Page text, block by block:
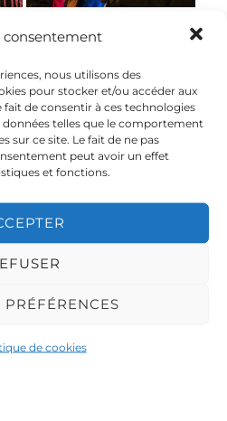
consentement
nous utilisons des
pour stocker et/ou accéder aux
fait de consentir à ces technologies
telles que le comportement
sur ce site. Le fait de ne pas
peut avoir un effet
et fonctions.
de cookies
Tiens mon Style le
concours de rap 2024
Tiens mon Style le
concours de rap 2024
Tiens mon Style le